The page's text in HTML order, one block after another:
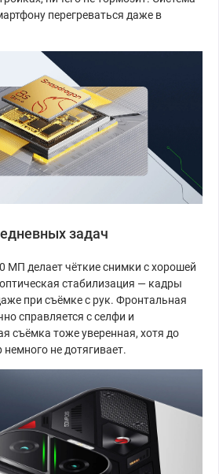
перегреваться даже в
задач
МП делает чёткие снимки с хорошей
стабилизация — кадры
при съёмке с рук. Фронтальная
справляется с селфи и
съёмка тоже уверенная, хотя до
не дотягивает.